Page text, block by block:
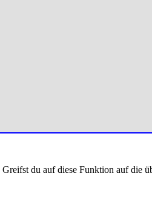
du auf diese Funktion auf die